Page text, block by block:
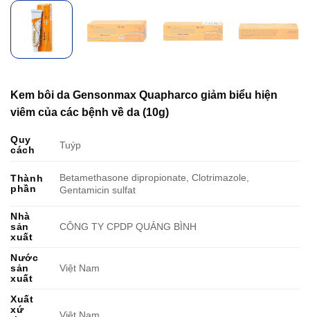
Kem bôi da Gensonmax Quapharco giảm biểu hiện
viêm của các bệnh về da (10g)
Quy
cách
Tuýp
Thành
phần
Betamethasone dipropionate, Clotrimazole,
Gentamicin sulfat
Nhà
sản
xuất
CÔNG TY CPDP QUẢNG BÌNH
Nước
sản
xuất
Việt Nam
Xuất
xứ